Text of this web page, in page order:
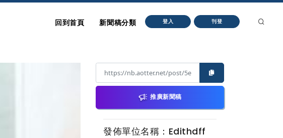
回到首頁 新聞稿分類 登入 刊登
推廣新聞稿
發佈單位名稱：Edithdff